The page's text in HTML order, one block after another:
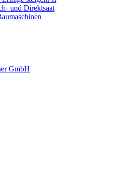
und Direktsaat
GmbH